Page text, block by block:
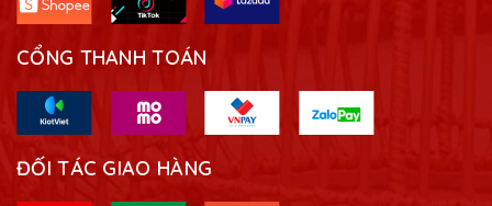
CỔNG THANH TOÁN
ĐỐI TÁC GIAO HÀNG